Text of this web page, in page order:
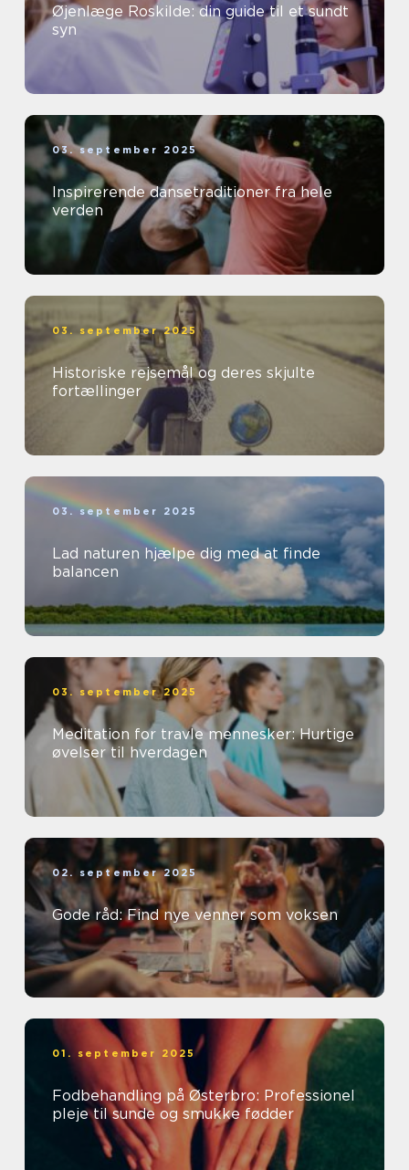
Øjenlæge Roskilde: din guide til et sundt
syn
03. september 2025
Inspirerende dansetraditioner fra hele
verden
03. september 2025
Historiske rejsemål og deres skjulte
fortællinger
03. september 2025
Lad naturen hjælpe dig med at finde
balancen
03. september 2025
Meditation for travle mennesker: Hurtige
øvelser til hverdagen
02. september 2025
Gode råd: Find nye venner som voksen
01. september 2025
Fodbehandling på Østerbro: Professionel
pleje til sunde og smukke fødder